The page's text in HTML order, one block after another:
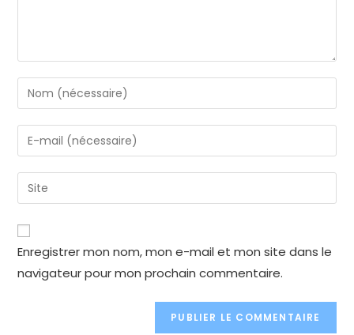
Enter
your
name
or
to
comment
Enter
your
email
address
comment
Enter
your
website
URL
(optional)
Enregistrer mon nom, mon e-mail et mon site dans le
navigateur pour mon prochain commentaire.